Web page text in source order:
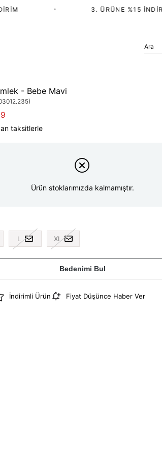
3. ÜRÜNE %15 İNDIRIM
Ara
- Bebe Mavi
taksitlerle
Ürün stoklarımızda kalmamıştır.
L XL
Bedenimi Bul
İndirimli Ürün Fiyat Düşünce Haber Ver